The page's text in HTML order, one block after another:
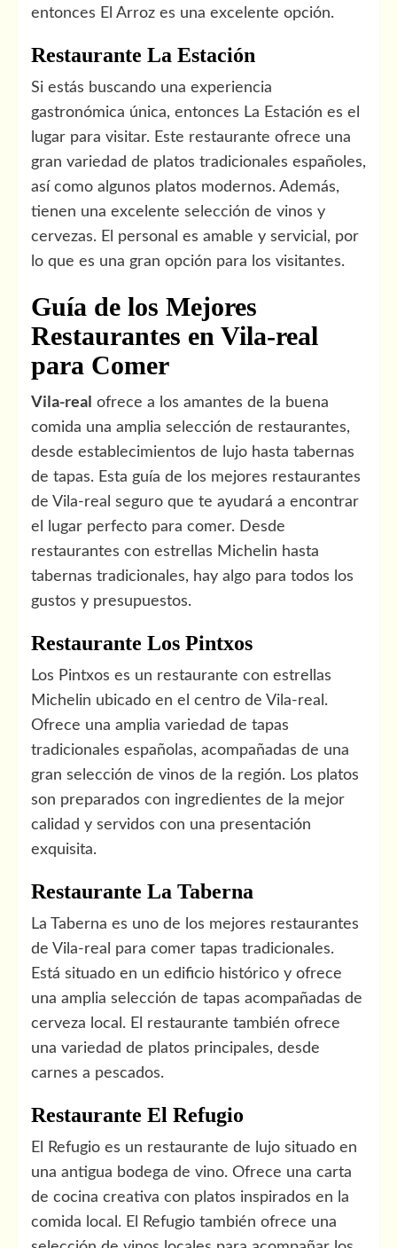
entonces El Arroz es una excelente opción.
Restaurante La Estación
Si estás buscando una experiencia
gastronómica única, entonces La Estación es el
lugar para visitar. Este restaurante ofrece una
gran variedad de platos tradicionales españoles,
así como algunos platos modernos. Además,
tienen una excelente selección de vinos y
cervezas. El personal es amable y servicial, por
lo que es una gran opción para los visitantes.
Guía de los Mejores
Restaurantes en Vila-real
para Comer
Vila-real ofrece a los amantes de la buena
comida una amplia selección de restaurantes,
desde establecimientos de lujo hasta tabernas
de tapas. Esta guía de los mejores restaurantes
de Vila-real seguro que te ayudará a encontrar
el lugar perfecto para comer. Desde
restaurantes con estrellas Michelin hasta
tabernas tradicionales, hay algo para todos los
gustos y presupuestos.
Restaurante Los Pintxos
Los Pintxos es un restaurante con estrellas
Michelin ubicado en el centro de Vila-real.
Ofrece una amplia variedad de tapas
tradicionales españolas, acompañadas de una
gran selección de vinos de la región. Los platos
son preparados con ingredientes de la mejor
calidad y servidos con una presentación
exquisita.
Restaurante La Taberna
La Taberna es uno de los mejores restaurantes
de Vila-real para comer tapas tradicionales.
Está situado en un edificio histórico y ofrece
una amplia selección de tapas acompañadas de
cerveza local. El restaurante también ofrece
una variedad de platos principales, desde
carnes a pescados.
Restaurante El Refugio
El Refugio es un restaurante de lujo situado en
una antigua bodega de vino. Ofrece una carta
de cocina creativa con platos inspirados en la
comida local. El Refugio también ofrece una